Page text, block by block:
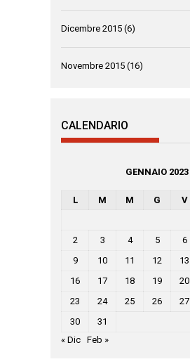
Dicembre 2015 (6)
Novembre 2015 (16)
CALENDARIO
GENNAIO 2023
L M M G V
2
3 4 5 6
9
10 11 12 13
16
17 18 19 20
23
24 25 26 27
30
31
« Dic Feb »